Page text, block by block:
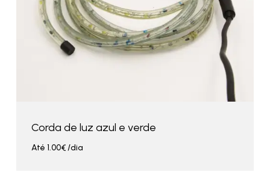
Corda de luz azul e verde
Até 1.00€/dia